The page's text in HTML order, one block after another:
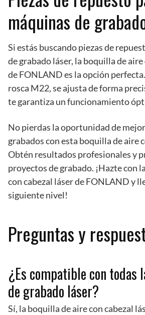
máquinas de
Si estás buscando piezas de
de grabado láser, la boquilla de
de FONLAND es la opción
rosca M22, se ajusta de forma
te garantiza un funcionamiento
No pierdas la oportunidad de
grabados con esta boquilla de aire
Obtén resultados profesionales y
proyectos de grabado. ¡Hazte con
con cabezal láser de FONLAND y
siguiente nivel!
Preguntas y
¿Es compatible con todas
de grabado láser?
Sí, la boquilla de aire con cabezal